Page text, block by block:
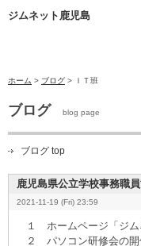
ジムネット鹿児島
ホーム > ブログ > ＩＴ班
ブログ blog page
ブログ top
鹿児島県公立学校事務
2021-11-19 (Fri) 23:59
１ ホームページ「ジム
２ パソコン研修会の開